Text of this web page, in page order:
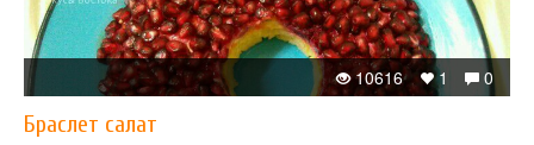
0
1
10616
Браслет салат